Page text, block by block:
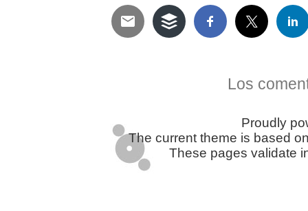
Los
Proudly
The current theme is based
These pages validate